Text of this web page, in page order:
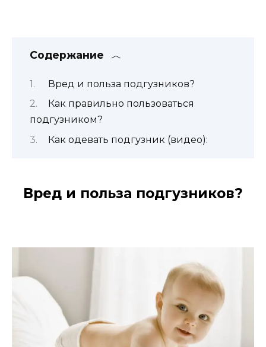
Содержание
Вред и польза подгузников?
Как правильно пользоваться
подгузником?
Как одевать подгузник (видео):
Вред и польза подгузников?